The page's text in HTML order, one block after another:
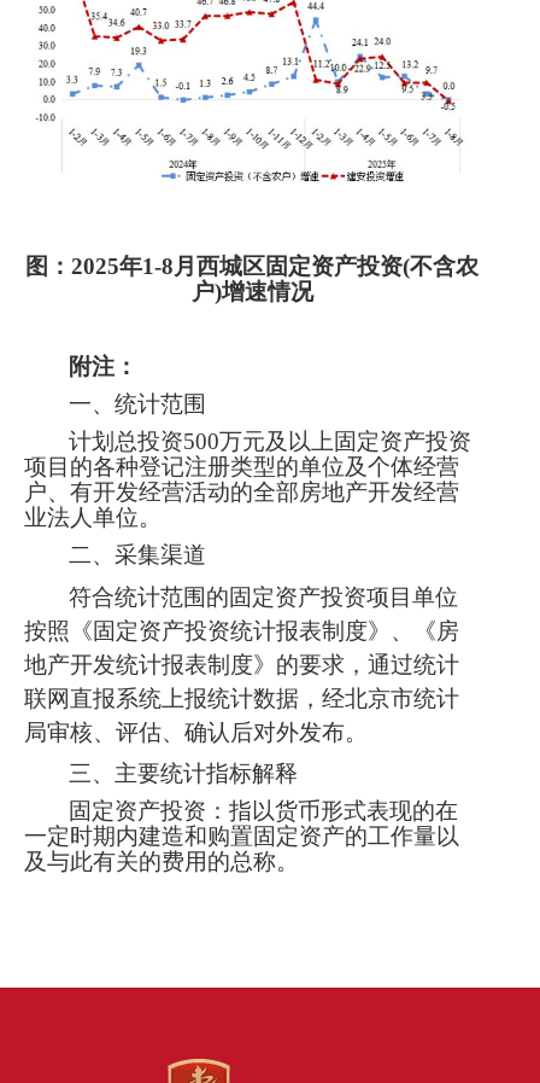
图： 2025年1-8月西城区固定资产投资(不含农
户)增速情况
附注：
一、统计范围
计划总投资500万元及以上固定资产投资
项目的各种登记注册类型的单位及个体经营
户、有开发经营活动的全部房地产开发经营
业法人单位。
二、采集渠道
符合统计范围的固定资产投资项目单位
按照《固定资产投资统计报表制度》、《房
地产开发统计报表制度》的要求，通过统计
联网直报系统上报统计数据 ， 经北京市统计
局审核、评估、确认后对外发布。
三、主要统计指标解释
固定资产投资：指以货币形式表现的在
一定时期内建造和购置固定资产的工作量以
及与此有关的费用的总称。